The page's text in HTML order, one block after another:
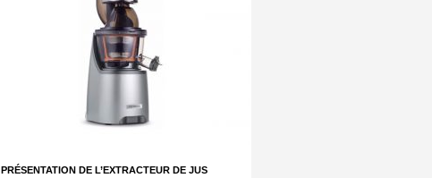
PRÉSENTATION DE L’EXTRACTEUR DE JUS